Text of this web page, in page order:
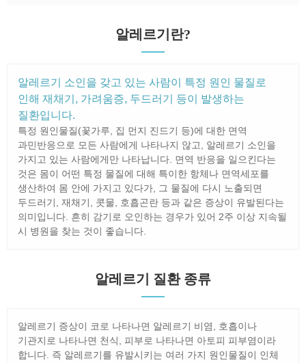
알레르기란?
알레르기 소인을 갖고 있는 사람이 특정 원인 물질로
인해 재채기, 가려움증, 두드러기 등이 발생하는
질환입니다.
특정 원인물질(꽃가루, 집 먼지 진드기 등)에 대한 면역
과민반응으로 모든 사람에게 나타나지 않고, 알레르기 소인을
가지고 있는 사람에게만 나타납니다. 면역 반응을 일으킨다는
것은 몸이 어떤 특정 물질에 대해 특이한 항체나 면역세포를
생산하여 몸 안에 가지고 있다가, 그 물질에 다시 노출되면
두드러기, 재채기, 콧물, 호흡곤란 등과 같은 증상이 유발된다는
의미입니다. 흔히 감기로 오인하는 경우가 있어 2주 이상 지속될
시 병원을 찾는 것이 좋습니다.
알레르기 질환 종류
알레르기 증상이 코로 나타나면 알레르기 비염, 호흡이나
기관지로 나타나면 천식, 피부로 나타나면 아토피 피부염이라
합니다. 즉 알레르기를 유발시키는 여러 가지 원인물질이 인체